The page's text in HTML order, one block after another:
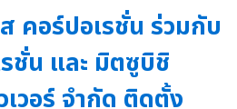
คอร์ปอเรชั่น ร่วมกับ
ชั่น และ มิตซูบิชิ
วอร์ จำกัด ติดตั้ง